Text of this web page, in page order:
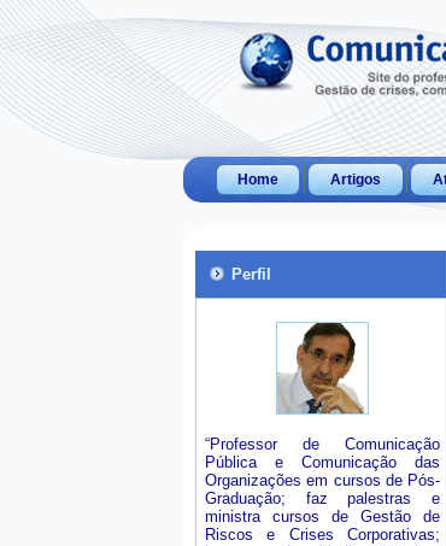
Home Artigos
Perfil
“Professor de Comunicação
Pública e Comunicação das
Organizações em cursos de Pós-
Graduação; faz palestras e
ministra cursos de Gestão de
Riscos e Crises Corporativas;